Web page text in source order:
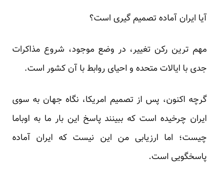
آیا ایران آماده تصمیم گیری است؟
مهم ترین رکن تغییر، در وضع موجود، شروع مذاکرات
جدی با ایالات متحده و احیای روابط با آن کشور است.
گرچه اکنون، پس از تصمیم امریکا، نگاه جهان به سوی
ایران چرخیده است که ببینند پاسخ این بار ما به اوباما
چیست؛ اما ارزیابی من این نیست که ایران آماده
پاسخگویی است.